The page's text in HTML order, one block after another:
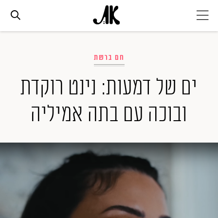
אופנה
ביוטי
סלבס
ערוצים נוספים
המגזין
חם ברשת
ים של דמעות: נינט רוקדת
ובוכה עם בתה אמיליה